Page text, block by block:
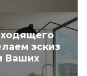
эскиз
Ваших